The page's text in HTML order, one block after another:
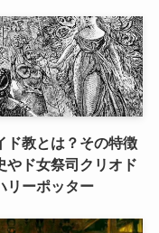
ド教とは？その特徴
やド女祭司クリオド
ーポッター